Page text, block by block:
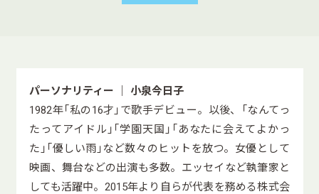
パーソナリティー ｜ 小泉今日子
1982年「私の16才」で歌手デビュー。以後、「なんてっ
たってアイドル」「学園天国」「あなたに会えてよかっ
た」「優しい雨」など数々のヒットを放つ。女優として
映画、舞台などの出演も多数。エッセイなど執筆家と
しても活躍中。2015年より自らが代表を務める株式会